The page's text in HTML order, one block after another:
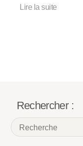
Lire la suite
Rechercher :